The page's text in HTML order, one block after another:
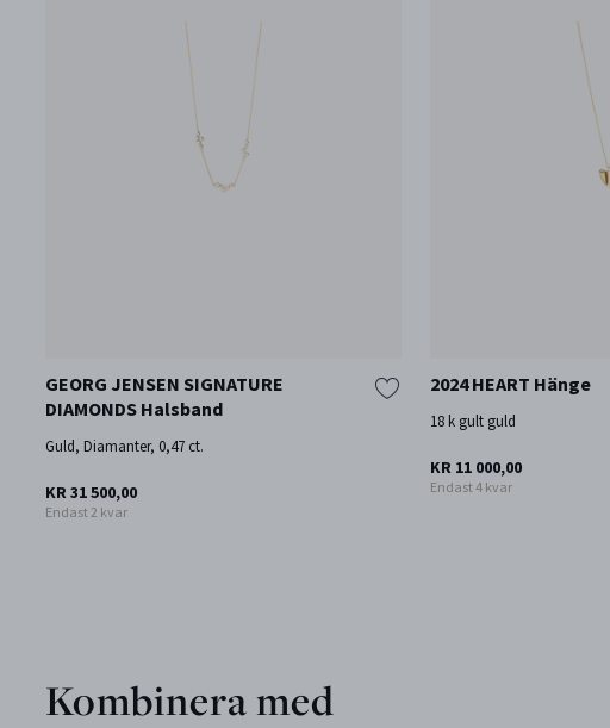
GEORG JENSEN SIGNATURE
DIAMONDS Halsband
Guld, Diamanter, 0,47 ct.
KR 31 500,00
Endast 2 kvar
2024 HEART Hänge
18 k gult guld
KR 11 000,00
Endast 4 kvar
Kombinera med